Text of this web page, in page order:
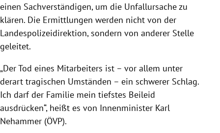
einen Sachverständigen, um die Unfallursache zu
klären. Die Ermittlungen werden nicht von der
Landespolizeidirektion, sondern von anderer Stelle
geleitet.
„Der Tod eines Mitarbeiters ist – vor allem unter
derart tragischen Umständen – ein schwerer Schlag.
Ich darf der Familie mein tiefstes Beileid
ausdrücken“, heißt es von Innenminister Karl
Nehammer (ÖVP).